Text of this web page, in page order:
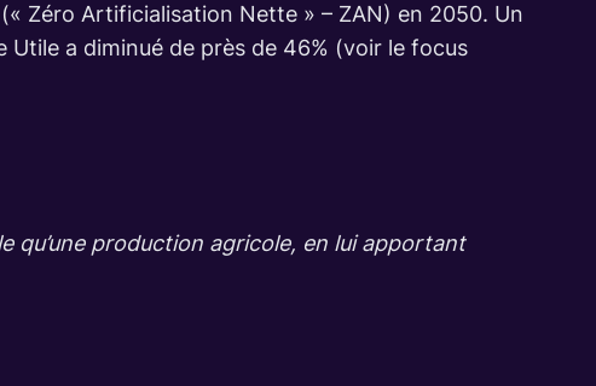
Zéro Artificialisation Nette » – ZAN) en 2050. Un
a diminué de près de 46% (voir le focus
qu’une production agricole, en lui apportant